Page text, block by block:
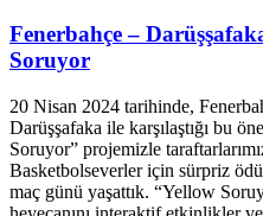
Fenerbahçe –
Soruyor
20 Nisan 2024 tarihinde,
Darüşşafaka ile karşılaştığı bu
Soruyor” projemizle
Basketbolseverler için sürpriz
maç günü yaşattık. “Yellow